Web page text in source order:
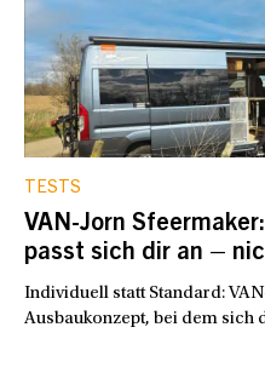
TESTS
VAN-Jorn
passt sich dir an –
Individuell statt Standard:
Ausbaukonzept, bei dem sich